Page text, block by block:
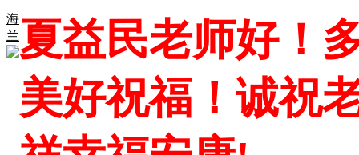
海
兰夏益民老师好！
美好祝福！诚祝